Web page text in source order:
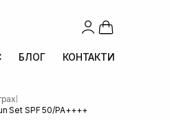
БЛОГ КОНТАКТИ
Set SPF 50/PA++++